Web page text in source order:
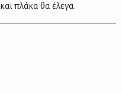
πλάκα θα έλεγα.